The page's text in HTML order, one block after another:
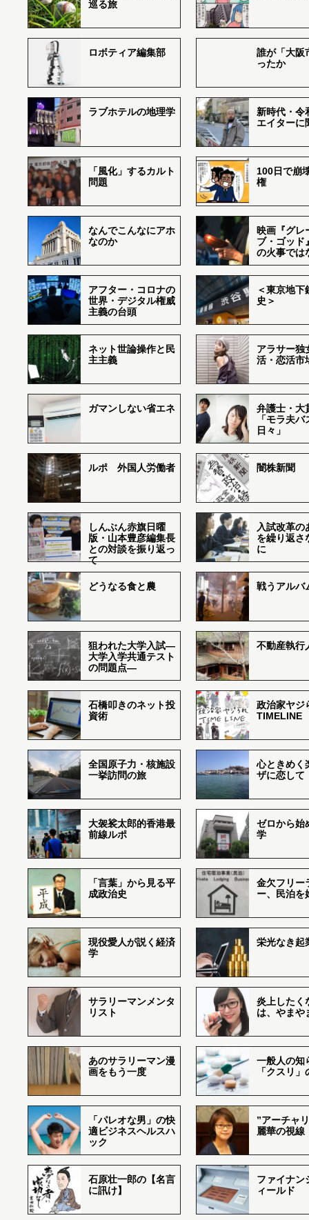
巡る旅
ロボティア編集部
誰が「大阪
ったか
ラブホテルの地理学
新時代・令
エイターに
「風化」するカルト
問題
100日で崩
権
なんでこんなにアホ
なのか
映画『グレ
ブ・ゴッド
の火事では
アフター・コロナの
世界・デジタル権威
主義の台頭
＜東京地下
史＞
ネット世論操作と民
主主義
アラサー独
活・恋活市
ガマンしない省エネ
弁護士・大
「モラ夫
日々」
ルポ 外国人労働者 闇株新聞
しんぶん赤旗日曜
版・山本豊彦編集長
との対談を振り返っ
て
入試改革の
を繰り返さ
に
どうなる食と農 戦うアルバ
狙われた大学入試―
大学入学共通テスト
の問題点―
不動産執行
石橋叩きのネット投
資術
政治家ヤジ
TIMELINE
全国原子力・核施設
一挙訪問の旅
心ときめく
ザに恋して
大袈裟太郎的香港最
前線ルポ
ゼロから始
学
「言葉」から見る平
成政治史
金欠フリー
ー、民泊を
現役愛人が説く経済
学
栄光なき起
サラリーマンメンタ
リスト
炎上したく
は、やまや
あのサラリーマン漫
画をもう一度
一般人の知
「クスリ
「パレオな男」の快
適ビジネスヘルスハ
ック
”アーチャ
麗華の視線
石原壮一郎の【名言
に訊け】
ファイナン
ィールド